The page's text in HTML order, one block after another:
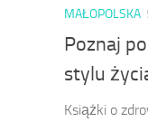
MAŁOPOLSKA
Poznaj
stylu
Książki o